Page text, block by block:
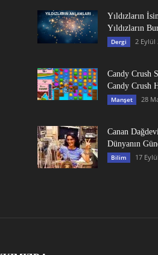
Yıldızların
Yıldızların
Dergi 2 Eylül
Candy Crush
Candy Crush
Manşet 28
Canan
Dünyanın
Bilim 17